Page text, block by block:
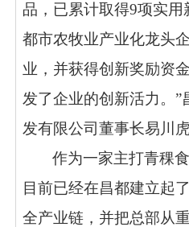
品，已累计取得9项实
都市农牧业产业化龙头
业，并获得创新奖励资
发了企业的创新活力。
发有限公司董事长易川虎
作为一家主打青稞
目前已经在昌都建立起
全产业链，并把总部从